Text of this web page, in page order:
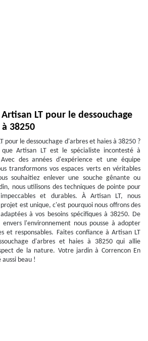
LT pour le dessouchage
38250
pour le dessouchage d'arbres et haies à 38250 ?
Artisan LT est le spécialiste incontesté à
des années d'expérience et une équipe
transformons vos espaces verts en véritables
souhaitiez enlever une souche gênante ou
nous utilisons des techniques de pointe pour
et durables. À Artisan LT, nous
est unique, c'est pourquoi nous offrons des
à vos besoins spécifiques à 38250. De
l'environnement nous pousse à adopter
et responsables. Faites confiance à Artisan LT
d'arbres et haies à 38250 qui allie
de la nature. Votre jardin à Correncon En
beau !